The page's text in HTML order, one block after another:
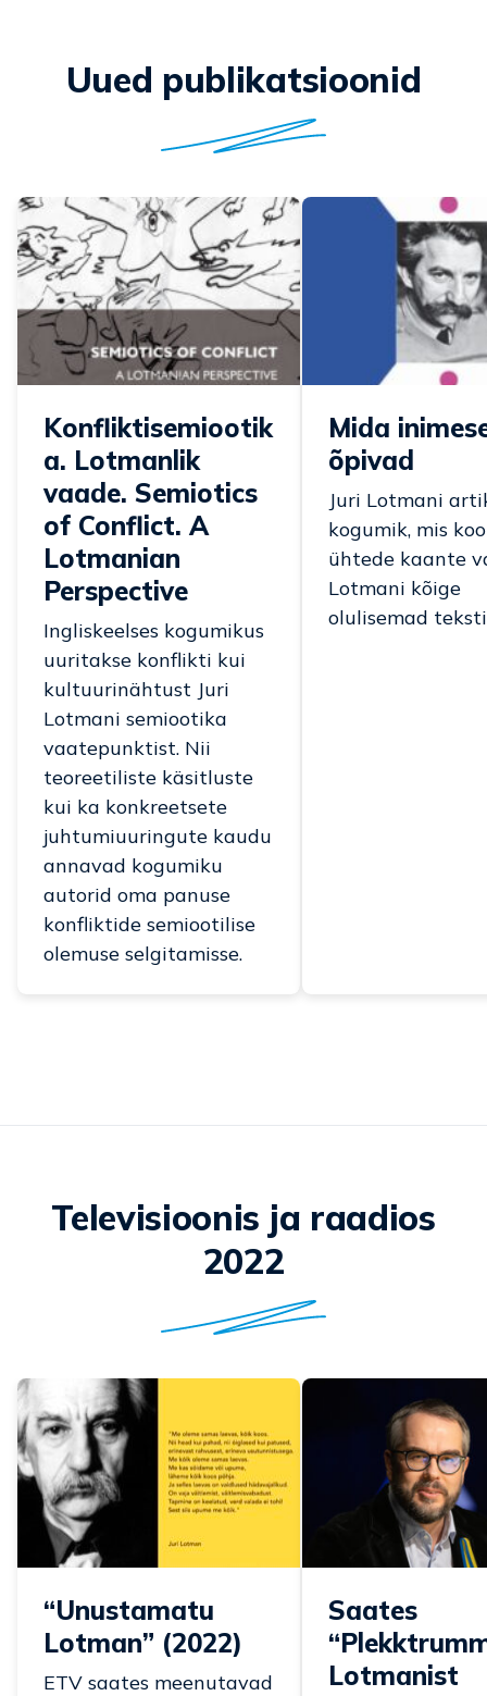
Uued publikatsioonid
Konfliktisemiootik
a. Lotmanlik
vaade. Semiotics
of Conflict. A
Lotmanian
Perspective
Ingliskeelses kogumikus
uuritakse konflikti kui
kultuurinähtust Juri
Lotmani semiootika
vaatepunktist. Nii
teoreetiliste käsitluste
kui ka konkreetsete
juhtumiuuringute kaudu
annavad kogumiku
autorid oma panuse
konfliktide semiootilise
olemuse selgitamisse.
Mida inimesed
õpivad
Juri Lotmani
kogumik, mis
ühtede kaante
Lotmani kõige
olulisemad
Televisioonis ja raadios
2022
“Unustamatu
Lotman” (2022)
ETV saates meenutavad
Saates
Lotmanist